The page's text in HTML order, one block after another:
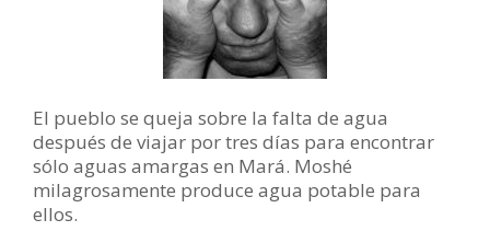
El pueblo se queja sobre la falta de agua
después de viajar por tres días para encontrar
sólo aguas amargas en Mará. Moshé
milagrosamente produce agua potable para
ellos.